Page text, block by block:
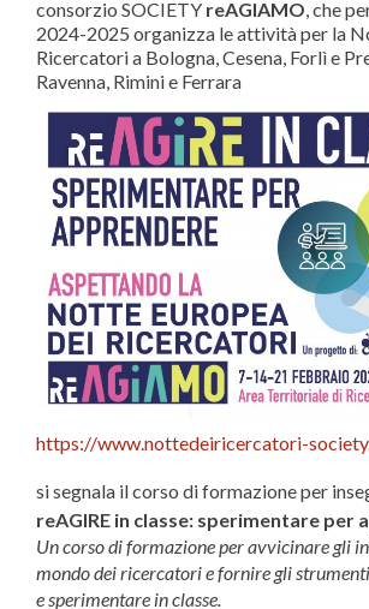
consorzio SOCIETY reAGIAMO, che
2024-2025 organizza le attività per la
Ricercatori a Bologna, Cesena, Forlì e
Ravenna, Rimini e Ferrara
https://www.nottedeiricercatori-
si segnala il corso di formazione per
reAGIRE in classe: sperimentare per
Un corso di formazione per avvicinare gli
mondo dei ricercatori e fornire gli
e sperimentare in classe.